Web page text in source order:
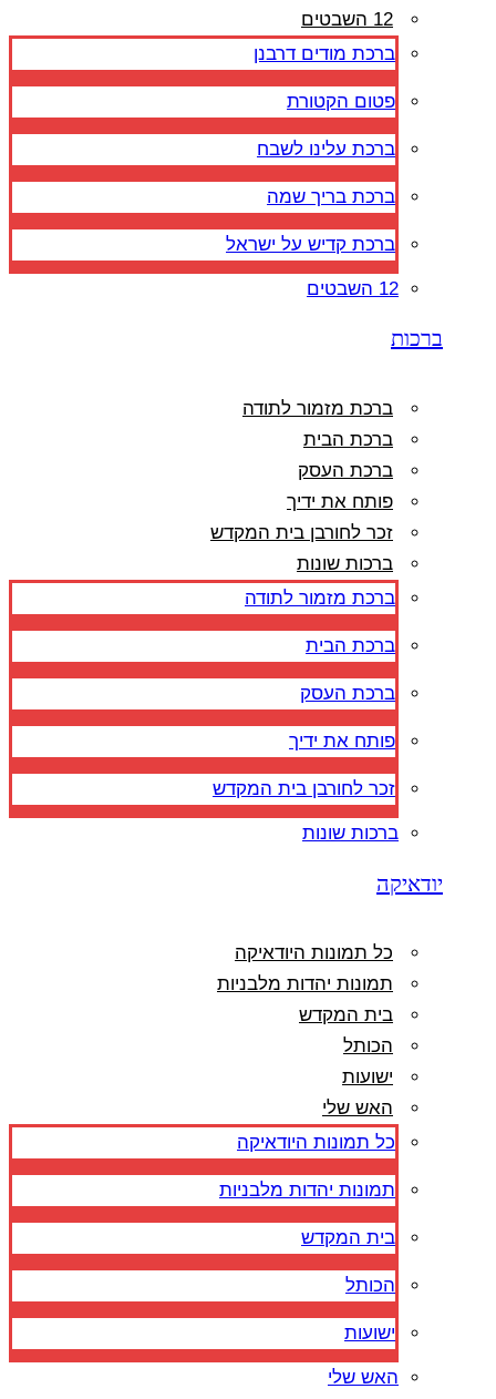
12 השבטים
ברכת מודים דרבנן
פטום הקטורת
ברכת עלינו לשבח
ברכת בריך שמה
ברכת קדיש על ישראל
12 השבטים
ברכות
ברכת מזמור לתודה
ברכת הבית
ברכת העסק
פותח את ידיך
זכר לחורבן בית המקדש
ברכות שונות
ברכת מזמור לתודה
ברכת הבית
ברכת העסק
פותח את ידיך
זכר לחורבן בית המקדש
ברכות שונות
יודאיקה
כל תמונות היודאיקה
תמונות יהדות מלבניות
בית המקדש
הכותל
ישועות
האש שלי
כל תמונות היודאיקה
תמונות יהדות מלבניות
בית המקדש
הכותל
ישועות
האש שלי